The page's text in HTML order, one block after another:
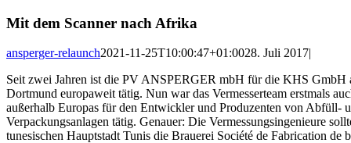
Mit dem Scanner nach Afrika
ansperger-relaunch2021-11-25T10:00:47+01:0028. Juli 2017|
Seit zwei Jahren ist die PV ANSPERGER mbH für die KHS GmbH
Dortmund europaweit tätig. Nun war das Vermesserteam erstmals
außerhalb Europas für den Entwickler und Produzenten von Abfüll-
Verpackungsanlagen tätig. Genauer: Die Vermessungsingenieure
tunesischen Hauptstadt Tunis die Brauerei Société de Fabrication de